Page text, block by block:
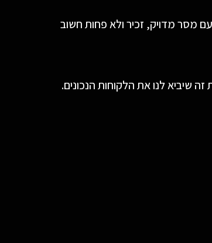
מסר מדויק, זכיר ולא פחות חשוב
שיביא לנו את הלקוחות הנכונים.